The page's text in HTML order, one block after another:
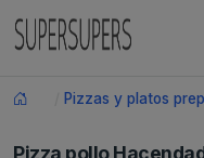
Pizzas y platos
Pizza pollo